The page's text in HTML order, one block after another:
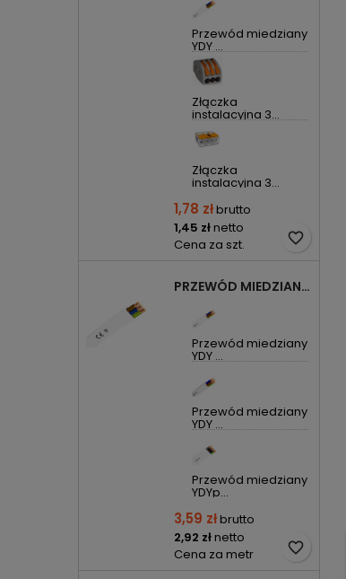
Przewód miedziany
YDY ...
Złączka
instalacyjna 3...
Złączka
instalacyjna 3...
1,78 złbrutto
1,45 złnetto
Cena za szt.
favorite_border
PRZEWÓD MIEDZIANY YDYP DRUT 3X1,5MM2 ŻO 450/750V
Przewód miedziany
YDY ...
Przewód miedziany
YDY ...
Przewód miedziany
YDYp...
3,59 złbrutto
2,92 złnetto
Cena za metr
favorite_border